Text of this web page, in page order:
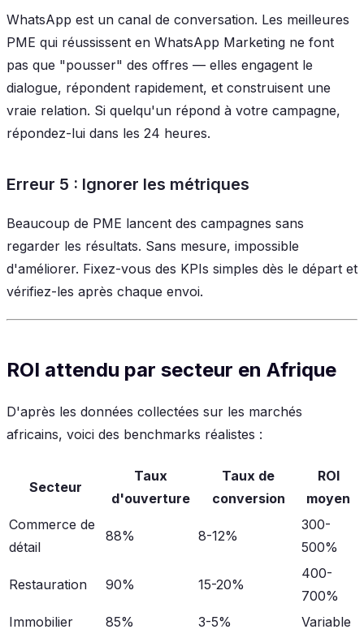
WhatsApp est un canal de conversation. Les meilleures
PME qui réussissent en WhatsApp Marketing ne font
pas que "pousser" des offres — elles engagent le
dialogue, répondent rapidement, et construisent une
vraie relation. Si quelqu'un répond à votre campagne,
répondez-lui dans les 24 heures.
Erreur 5 : Ignorer les métriques
Beaucoup de PME lancent des campagnes sans
regarder les résultats. Sans mesure, impossible
d'améliorer. Fixez-vous des KPIs simples dès le départ et
vérifiez-les après chaque envoi.
ROI attendu par secteur en Afrique
D'après les données collectées sur les marchés
africains, voici des benchmarks réalistes :
Secteur
Taux
d'ouverture
Taux de
conversion
ROI
moyen
Commerce de
détail
88% 8-12%
300-
500%
Restauration 90% 15-20%
400-
700%
Immobilier
85% 3-5%
Variable